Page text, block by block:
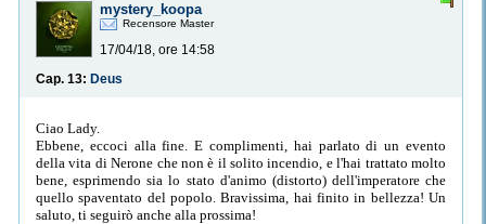
mystery_koopa
Recensore Master
17/04/18, ore 14:58
Cap. 13: Deus
Ciao Lady.
Ebbene, eccoci alla fine. E complimenti, hai parlato di un evento
della vita di Nerone che non è il solito incendio, e l'hai trattato molto
bene, esprimendo sia lo stato d'animo (distorto) dell'imperatore che
quello spaventato del popolo. Bravissima, hai finito in bellezza! Un
saluto, ti seguirò anche alla prossima!